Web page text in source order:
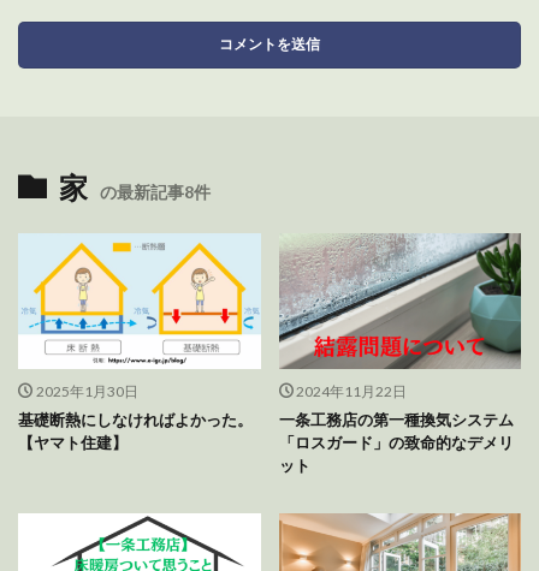
家 の最新記事8件
2025年1月30日
基礎断熱にしなければよかった。
【ヤマト住建】
2024年11月22日
一条工務店の第一種換気システム
「ロスガード」の致命的なデメリ
ット